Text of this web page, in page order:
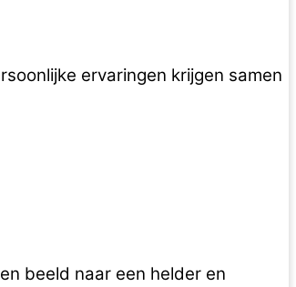
ervaringen krijgen samen
beeld naar een helder en